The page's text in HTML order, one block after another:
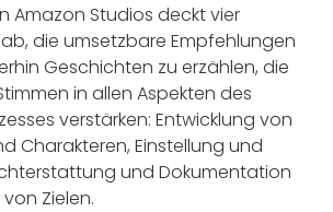
Amazon Studios deckt vier
die umsetzbare Empfehlungen
Geschichten zu erzählen, die
in allen Aspekten des
verstärken: Entwicklung von
Charakteren, Einstellung und
und Dokumentation
Zielen.